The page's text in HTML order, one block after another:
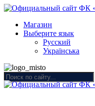
Магазин
Выберите язык
Русский
Українська